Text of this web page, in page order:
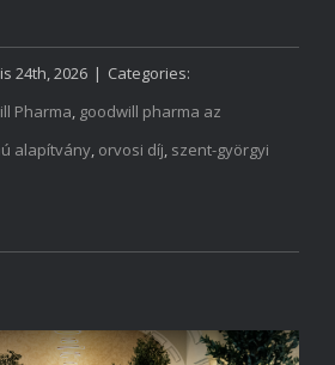
iskola
24th, 2026 | Categories:
Pharma, goodwill pharma az
alapítvány, orvosi díj, szent-györgyi